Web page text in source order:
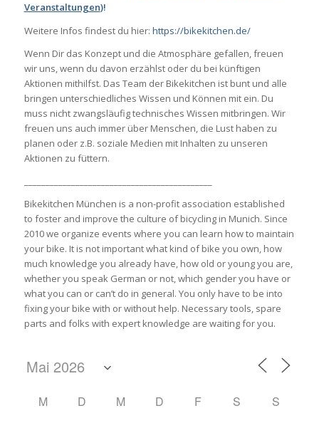
Veranstaltungen)!
Weitere Infos findest du hier: https://bikekitchen.de/
Wenn Dir das Konzept und die Atmosphäre gefallen, freuen
wir uns, wenn du davon erzählst oder du bei künftigen
Aktionen mithilfst. Das Team der Bikekitchen ist bunt und alle
bringen unterschiedliches Wissen und Können mit ein. Du
muss nicht zwangsläufig technisches Wissen mitbringen. Wir
freuen uns auch immer über Menschen, die Lust haben zu
planen oder z.B. soziale Medien mit Inhalten zu unseren
Aktionen zu füttern.
Bikekitchen München is a non-profit association established
to foster and improve the culture of bicycling in Munich. Since
2010 we organize events where you can learn how to maintain
your bike. It is not important what kind of bike you own, how
much knowledge you already have, how old or young you are,
whether you speak German or not, which gender you have or
what you can or can’t do in general. You only have to be into
fixing your bike with or without help. Necessary tools, spare
parts and folks with expert knowledge are waiting for you.
M D M D F S
S